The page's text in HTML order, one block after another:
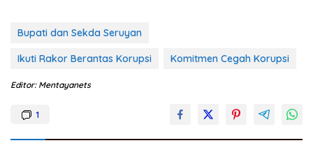
Bupati dan Sekda Seruyan
Ikuti Rakor Berantas Korupsi Komitmen Cegah Korupsi
Editor: Mentayanets
1